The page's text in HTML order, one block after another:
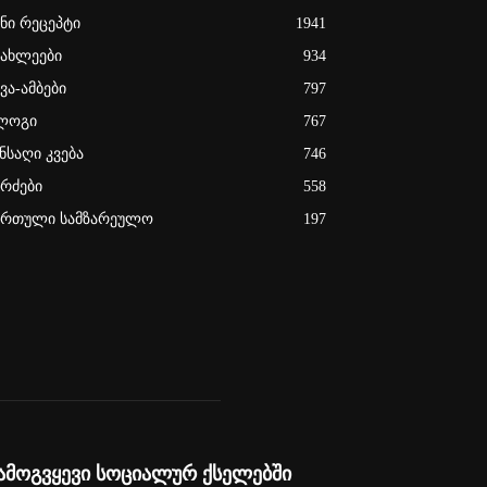
რეცეპტი
1941
934
ამბები
797
767
კვება
746
558
სამზარეულო
197
სოციალურ ქსელებში